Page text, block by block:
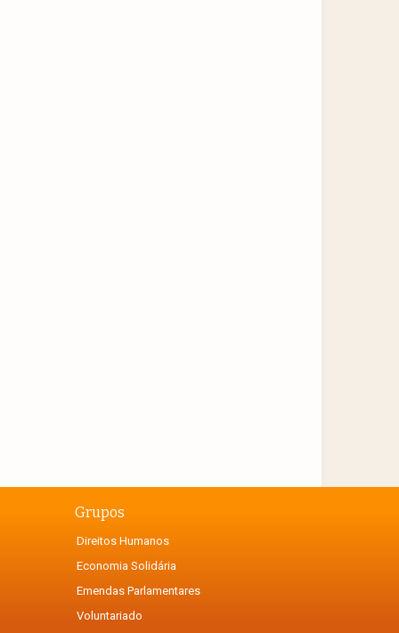
Grupos
Direitos Humanos
Economia Solidária
Emendas Parlamentares
Voluntariado